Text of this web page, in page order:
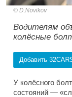
D.Novikov
Водителям
колёсные
Добавить
У колёсного
состояний —